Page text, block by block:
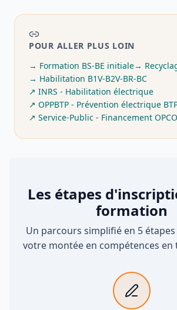
POUR ALLER PLUS LOIN
→ Formation BS-BE initiale→
→ Habilitation B1V-B2V-BR-BC
↗ INRS - Habilitation électrique
↗ OPPBTP - Prévention électrique
↗ Service-Public - Financement OPCO
Les étapes
formation
Un parcours simplifié en 5
votre montée en compétences en